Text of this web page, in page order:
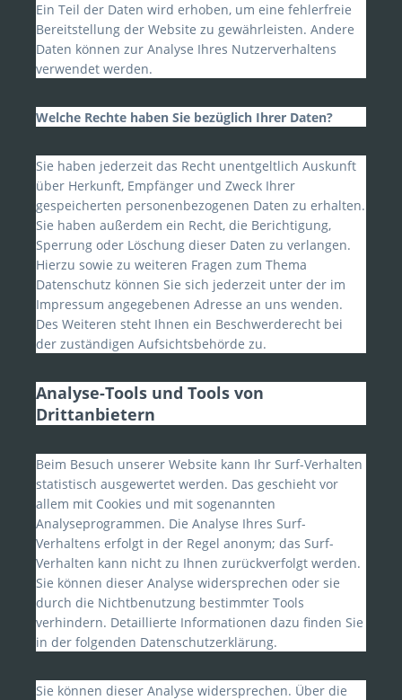
Ein Teil der Daten wird erhoben, um eine fehlerfreie
Bereitstellung der Website zu gewährleisten. Andere
Daten können zur Analyse Ihres Nutzerverhaltens
verwendet werden.
Welche Rechte haben Sie bezüglich Ihrer Daten?
Sie haben jederzeit das Recht unentgeltlich Auskunft
über Herkunft, Empfänger und Zweck Ihrer
gespeicherten personenbezogenen Daten zu erhalten.
Sie haben außerdem ein Recht, die Berichtigung,
Sperrung oder Löschung dieser Daten zu verlangen.
Hierzu sowie zu weiteren Fragen zum Thema
Datenschutz können Sie sich jederzeit unter der im
Impressum angegebenen Adresse an uns wenden.
Des Weiteren steht Ihnen ein Beschwerderecht bei
der zuständigen Aufsichtsbehörde zu.
Analyse-Tools und Tools von
Drittanbietern
Beim Besuch unserer Website kann Ihr Surf-Verhalten
statistisch ausgewertet werden. Das geschieht vor
allem mit Cookies und mit sogenannten
Analyseprogrammen. Die Analyse Ihres Surf-
Verhaltens erfolgt in der Regel anonym; das Surf-
Verhalten kann nicht zu Ihnen zurückverfolgt werden.
Sie können dieser Analyse widersprechen oder sie
durch die Nichtbenutzung bestimmter Tools
verhindern. Detaillierte Informationen dazu finden Sie
in der folgenden Datenschutzerklärung.
Sie können dieser Analyse widersprechen. Über die